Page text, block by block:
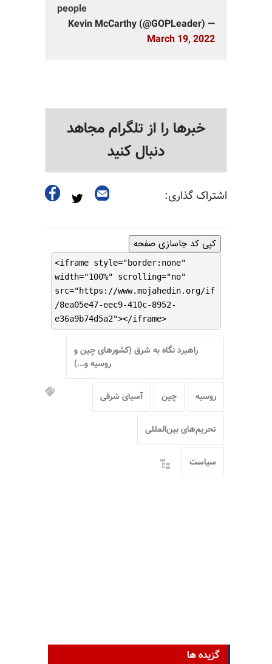
people
— Kevin McCarthy (@GOPLeader)
March 19, 2022
خبرها را از تلگرام مجاهد
دنبال کنید
اشتراک گذاری:
کپی کد جاسازی صفحه
<iframe style="border:none"
width="100%" scrolling="no"
src="https://www.mojahedin.org/if
/8ea05e47-eec9-410c-8952-
e36a9b74d5a2"></iframe>
راهبرد نگاه به شرق (کشورهای چین و
روسیه و...)
روسیه چین آسیای شرقی
تحریم‌های بین‌المللی
سیاست
گزیده ها